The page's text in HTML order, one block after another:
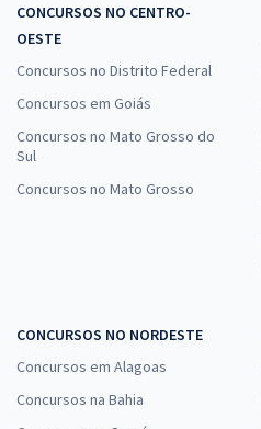
CONCURSOS NO CENTRO-
OESTE
Concursos no Distrito Federal
Concursos em Goiás
Concursos no Mato Grosso do
Sul
Concursos no Mato Grosso
CONCURSOS NO NORDESTE
Concursos em Alagoas
Concursos na Bahia